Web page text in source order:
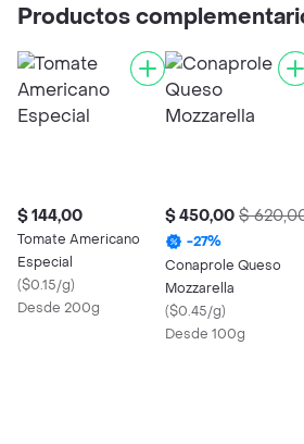
Productos
$ 144,00
Tomate Americano
Especial
($0.15/g)
Desde 200g
$ 450,00 $
-27%
Conaprole Queso
Mozzarella
($0.45/g)
Desde 100g